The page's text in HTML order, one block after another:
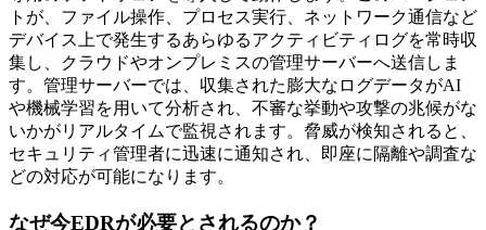
トが、ファイル操作、プロセス実行、ネットワーク通信など
デバイス上で発生するあらゆるアクティビティログを常時収
集し、クラウドやオンプレミスの管理サーバーへ送信しま
す。管理サーバーでは、収集された膨大なログデータがAI
や機械学習を用いて分析され、不審な挙動や攻撃の兆候がな
いかがリアルタイムで監視されます。脅威が検知されると、
セキュリティ管理者に迅速に通知され、即座に隔離や調査な
どの対応が可能になります。
なぜ今EDRが必要とされるのか？